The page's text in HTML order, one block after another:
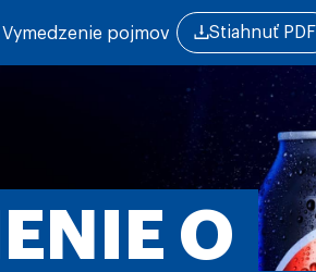
Vymedzenie pojmov Stiahnuť PDF
O